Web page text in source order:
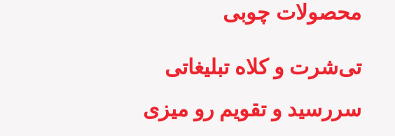
محصولات چوبی
تی‌شرت و کلاه تبلیغاتی
سررسید و تقویم رو میزی